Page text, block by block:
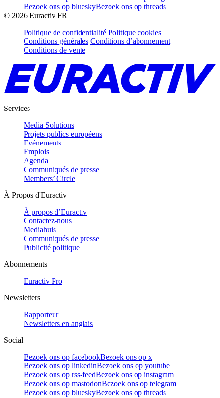
Bezoek ons op blueskyBezoek ons op threads
© 2026 Euractiv FR
Politique de confidentialité Politique cookies
Conditions générales Conditions d’abonnement
Conditions de vente
Services
Media Solutions
Projets publics européens
Evénements
Emplois
Agenda
Communiqués de presse
Members’ Circle
À Propos d'Euractiv
À propos d’Euractiv
Contactez-nous
Mediahuis
Communiqués de presse
Publicité politique
Abonnements
Euractiv Pro
Newsletters
Rapporteur
Newsletters en anglais
Social
Bezoek ons op facebookBezoek ons op x
Bezoek ons op linkedinBezoek ons op youtube
Bezoek ons op rss-feedBezoek ons op instagram
Bezoek ons op mastodonBezoek ons op telegram
Bezoek ons op blueskyBezoek ons op threads